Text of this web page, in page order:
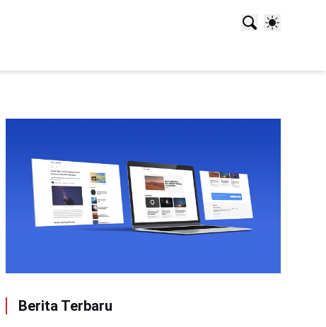
Berita Terbaru